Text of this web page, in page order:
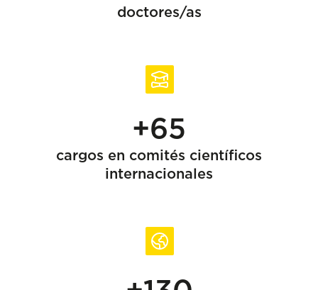
doctores/as
+65
cargos en comités científicos
internacionales